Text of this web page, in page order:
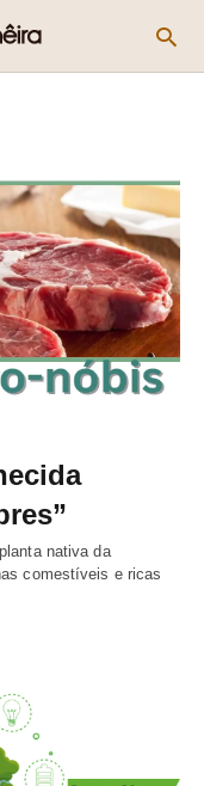
nativa da
comestíveis e ricas